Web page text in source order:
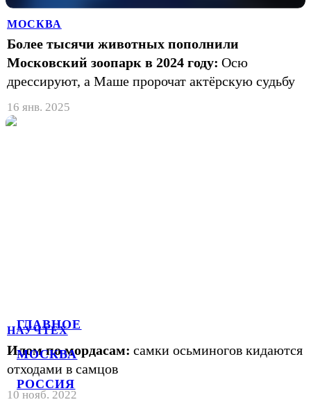
ГЛАВНОЕ
МОСКВА
РОССИЯ
МОСКВА
Более тысячи животных пополнили
Московский зоопарк в 2024 году: Осю
дрессируют, а Маше пророчат актёрскую судьбу
16 янв. 2025
НАУЧТЕХ
Илом по мордасам: самки осьминогов кидаются
отходами в самцов
10 нояб. 2022